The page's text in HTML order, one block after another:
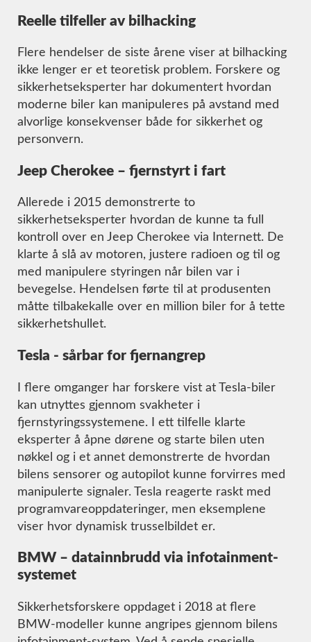
Reelle tilfeller av bilhacking
Flere hendelser de siste årene viser at bilhacking
ikke lenger er et teoretisk problem. Forskere og
sikkerhetseksperter har dokumentert hvordan
moderne biler kan manipuleres på avstand med
alvorlige konsekvenser både for sikkerhet og
personvern.
Jeep Cherokee – fjernstyrt i fart
Allerede i 2015 demonstrerte to
sikkerhetseksperter hvordan de kunne ta full
kontroll over en Jeep Cherokee via Internett. De
klarte å slå av motoren, justere radioen og til og
med manipulere styringen når bilen var i
bevegelse. Hendelsen førte til at produsenten
måtte tilbakekalle over en million biler for å tette
sikkerhetshullet.
Tesla - sårbar for fjernangrep
I flere omganger har forskere vist at Tesla-biler
kan utnyttes gjennom svakheter i
fjernstyringssystemene. I ett tilfelle klarte
eksperter å åpne dørene og starte bilen uten
nøkkel og i et annet demonstrerte de hvordan
bilens sensorer og autopilot kunne forvirres med
manipulerte signaler. Tesla reagerte raskt med
programvareoppdateringer, men eksemplene
viser hvor dynamisk trusselbildet er.
BMW – datainnbrudd via infotainment-
systemet
Sikkerhetsforskere oppdaget i 2018 at flere
BMW-modeller kunne angripes gjennom bilens